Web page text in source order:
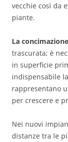
vecchie così da
piante.
La concimazione
trascurata; è
in superficie
indispensabile
rappresentano
per crescere e
Nei nuovi
distanze tra le